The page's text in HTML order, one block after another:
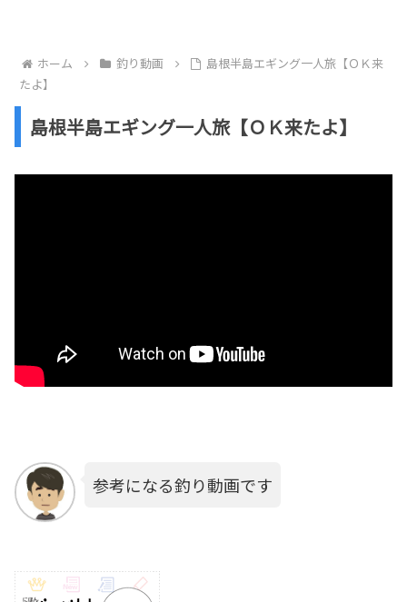
ホーム 釣り動画
島根半島エギング一人旅【ＯＫ来
たよ】
島根半島エギング一人旅【ＯＫ来たよ】
参考になる釣り動画です